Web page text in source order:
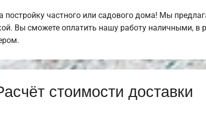
частного или садового дома! Мы
Вы сможете оплатить нашу работу наличными, в
стоимости доставки